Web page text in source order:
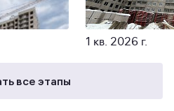
1 кв. 2026 г.
все этапы